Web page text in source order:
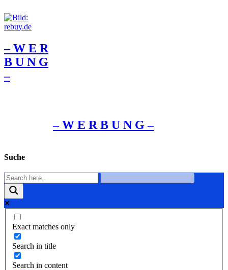
– W Ε R
Β U Ν G
–
– W Ε R Β U Ν G –
Suche
Exact matches only
Search in title
Search in content